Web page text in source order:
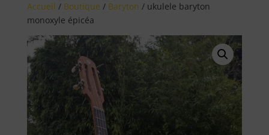
Accueil / Boutique / Baryton / ukulele baryton
monoxyle épicéa